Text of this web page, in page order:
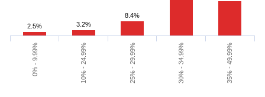
2.5% 3.2%
8.4%
0% - 9.99% 10% - 24.99% 25% - 29.99% 30% - 34.99% 35% - 49.99%